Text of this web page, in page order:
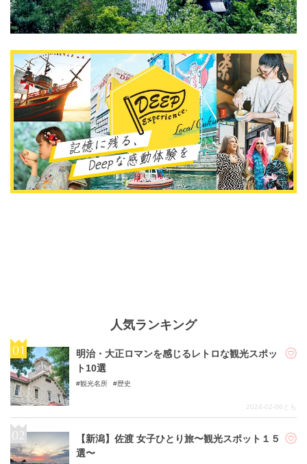
人気ランキング
明治・大正ロマンを感じるレトロな観光スポッ
ト10選
観光名所 歴史
2024-02-06 とも
【新潟】佐渡 女子ひとり旅〜観光スポット１５
選〜